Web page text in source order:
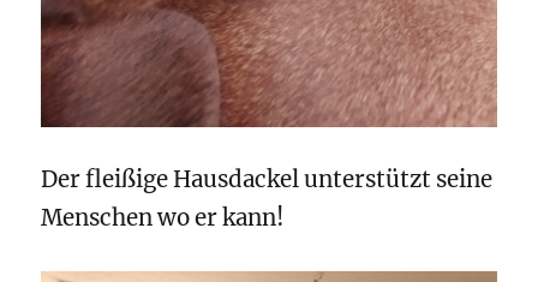
Der fleißige Hausdackel unterstützt seine
Menschen wo er kann!